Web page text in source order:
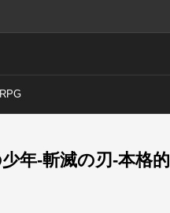
年-斬滅の刃-本格的